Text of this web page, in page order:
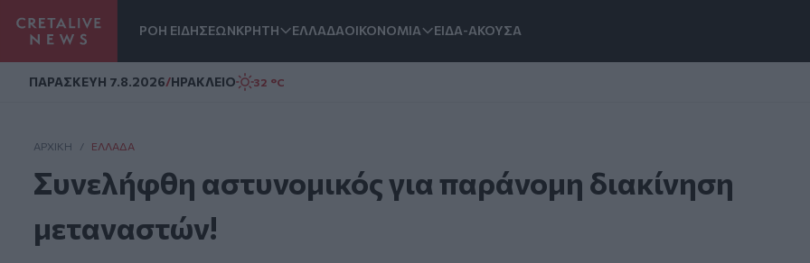
ΡΟΗ ΕΙΔΗΣΕΩΝΚΡΗΤΗ ΕΛΛΑΔΑΟΙΚΟΝΟΜΙΑ ΕΙΔΑ-ΑΚΟΥΣΑ
ΠΑΡΑΣΚΕΥΗ 7.8.2026/ΗΡΑΚΛΕΙΟ 32 °C
ΑΡΧΙΚΗ / ΕΛΛΆΔΑ
Συνελήφθη αστυνομικός για παράνομη διακίνηση
μεταναστών!